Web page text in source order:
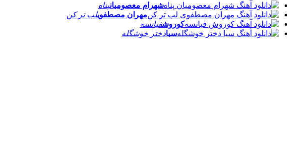
شهرام معصومیانپناه
مهران مصطفویلب تر کن
کوروشفیانسه
سیادختر خوشگله